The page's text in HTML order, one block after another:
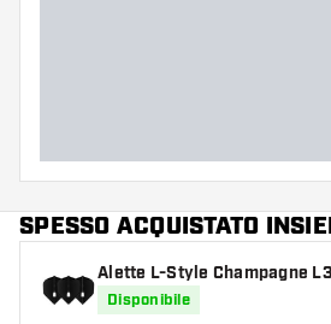
Lunghezza del barrel (MM)
SPESSO ACQUISTATO
Alette L-Style Champagne
Solid Black
Disponibile